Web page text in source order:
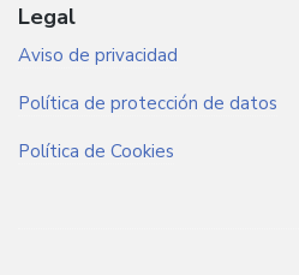
Legal
Aviso de privacidad
Política de protección de datos
Política de Cookies